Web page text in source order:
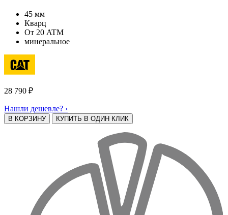
45 мм
Кварц
От 20 ATM
минеральное
28 790 ₽
Нашли дешевле? ›
В КОРЗИНУ КУПИТЬ В ОДИН КЛИК